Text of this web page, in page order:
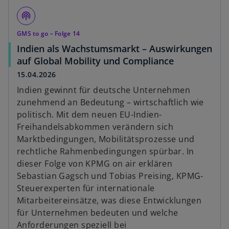
podcasts
GMS to go – Folge 14
Indien als Wachstumsmarkt – Auswirkungen
auf Global Mobility und Complianceo
n
s
a
n
e
w
t
a
b
15.04.2026
Indien gewinnt für deutsche Unternehmen
zunehmend an Bedeutung – wirtschaftlich wie
politisch. Mit dem neuen EU-Indien-
Freihandelsabkommen verändern sich
Marktbedingungen, Mobilitätsprozesse und
rechtliche Rahmenbedingungen spürbar. In
dieser Folge von KPMG on air erklären
Sebastian Gagsch und Tobias Preising, KPMG-
Steuerexperten für internationale
Mitarbeitereinsätze, was diese Entwicklungen
für Unternehmen bedeuten und welche
Anforderungen speziell bei